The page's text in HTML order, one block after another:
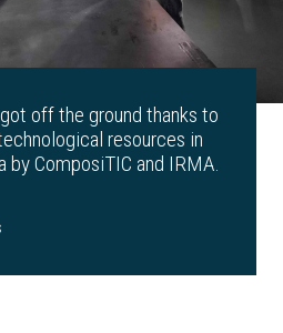
off the ground thanks to
resources in
by ComposiTIC and IRMA.